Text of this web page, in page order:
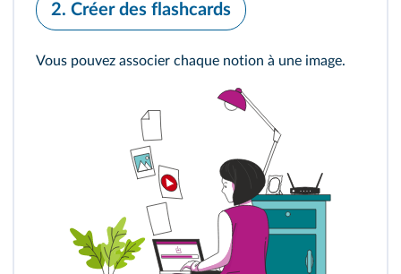
2. Créer des flashcards
Vous pouvez associer chaque notion à une image.